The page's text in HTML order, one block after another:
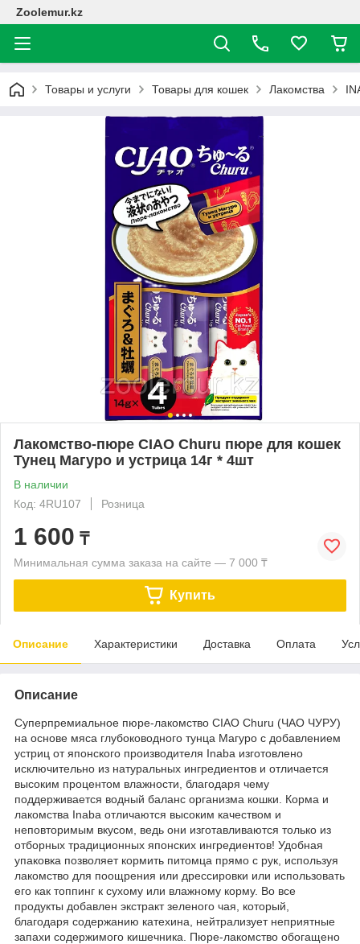
Zoolemur.kz
Товары и услуги Товары для кошек Лакомства
Лакомство-пюре CIAO Churu пюре для кошек
Тунец Магуро и устрица 14г * 4шт
В наличии
Код: 4RU107
Розница
1 600 ₸
Минимальная сумма заказа на сайте — 7 000 ₸
Купить
Описание Характеристики Доставка Оплата
Описание
Суперпремиальное пюре-лакомство CIAO Churu (ЧАО ЧУРУ)
на основе мяса глубоководного тунца Магуро с добавлением
устриц от японского производителя Inaba изготовлено
исключительно из натуральных ингредиентов и отличается
высоким процентом влажности, благодаря чему
поддерживается водный баланс организма кошки. Корма и
лакомства Inaba отличаются высоким качеством и
неповторимым вкусом, ведь они изготавливаются только из
отборных традиционных японских ингредиентов! Удобная
упаковка позволяет кормить питомца прямо с рук, используя
лакомство для поощрения или дрессировки или использовать
его как топпинг к сухому или влажному корму. Во все
продукты добавлен экстракт зеленого чая, который,
благодаря содержанию катехина, нейтрализует неприятные
запахи содержимого кишечника. Пюре-лакомство обогащено